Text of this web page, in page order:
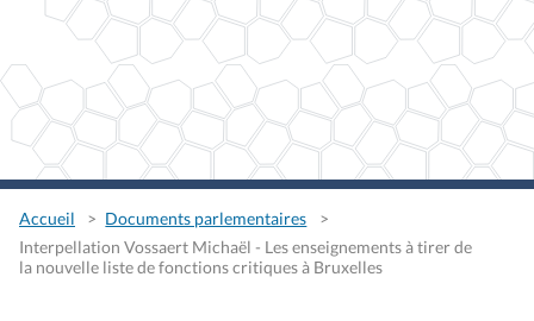
Accueil
Documents parlementaires
Interpellation Vossaert Michaël - Les enseignements à tirer de
la nouvelle liste de fonctions critiques à Bruxelles